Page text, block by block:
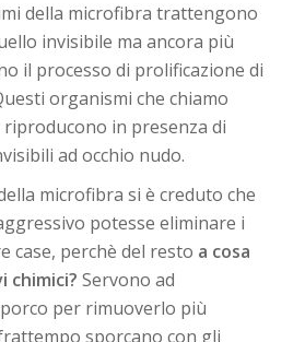
della microfibra trattengono
invisibile ma ancora più
il processo di prolificazione di
organismi che chiamo
riproducono in presenza di
ad occhio nudo.
microfibra si è creduto che
potesse eliminare i
case, perchè del resto a cosa
chimici? Servono ad
per rimuoverlo più
sporcano con gli